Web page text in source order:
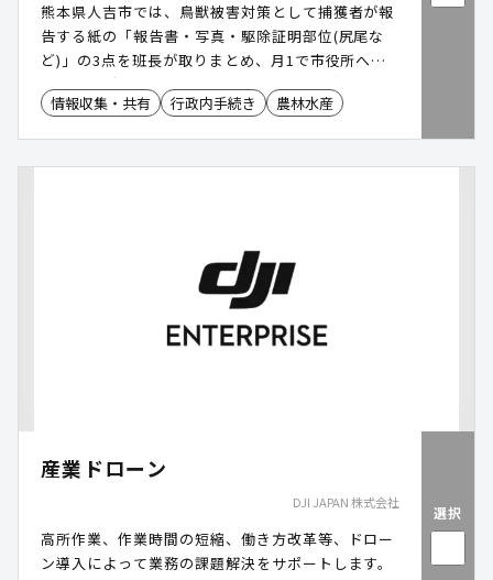
熊本県人吉市では、鳥獣被害対策として捕獲者が報
告する紙の「報告書・写真・駆除証明部位(尻尾な
ど)」の3点を班長が取りまとめ、月1で市役所へ提
出。職員が年間3,000件を超える報告書を確認・デ
ータ化・集計する作業は、庁内に多大な負担が生じ
報告の負担軽減に加え、職員の業務効率化とデータ
活用による被害傾向の分析や今後の対策立案に生か
せる基盤づくりも実現しました。
情報収集・共有 行政内手続き 農林水産
産業ドローン
DJI JAPAN 株式会社
高所作業、作業時間の短縮、働き方改革等、ドロー
ン導入によって業務の課題解決をサポートします。
選択